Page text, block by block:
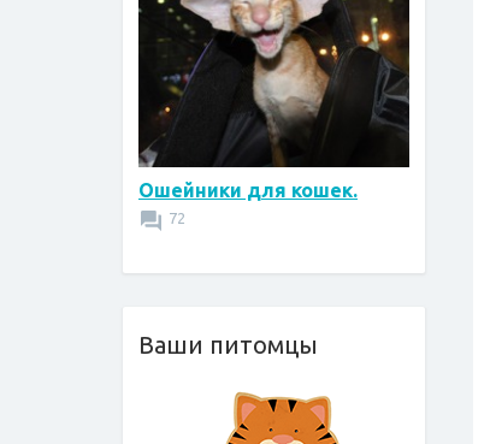
Ошейники для кошек.
72
Ваши питомцы